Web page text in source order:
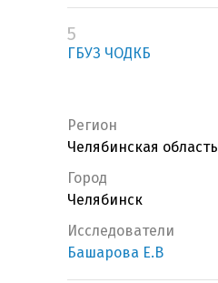
5
ГБУЗ ЧОДКБ
Регион
Челябинская область
Город
Челябинск
Исследователи
Башарова Е.В